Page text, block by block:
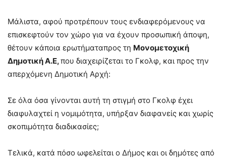
Μάλιστα, αφού προτρέπουν τους ενδιαφερόμενους να
επισκεφτούν τον χώρο για να έχουν προσωπική άποψη,
θέτουν κάποια ερωτήματαπρος τη Μονομετοχική
Δημοτική Α.Ε,που διαχειρίζεται το Γκολφ, και προς την
απερχόμενη Δημοτική Αρχή:
Σε όλα όσα γίνονται αυτή τη στιγμή στο Γκολφ έχει
διαφυλαχτεί η νομιμότητα, υπήρξαν διαφανείς και χωρίς
σκοπιμότητα διαδικασίες;
Τελικά, κατά πόσο ωφελείται ο Δήμος και οι δημότες από